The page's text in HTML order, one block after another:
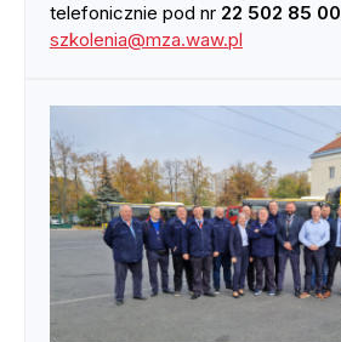
telefonicznie pod nr 22 502 85 00
szkolenia@mza.waw.pl